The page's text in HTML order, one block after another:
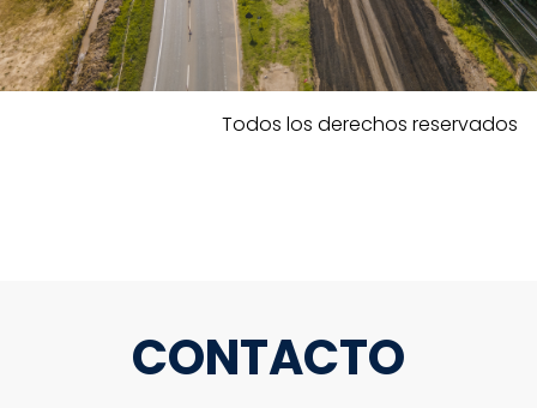
Todos los derechos reservados
CONTACTO